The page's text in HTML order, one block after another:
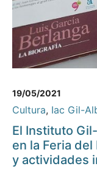
19/05/2021
Cultura, Iac Gil-
El Instituto
en la Feria
y actividades